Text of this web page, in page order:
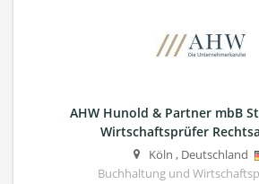
AHW Hunold & Partner mbB
Wirtschaftsprüfer
Köln , Deutschland
Buchhaltung und